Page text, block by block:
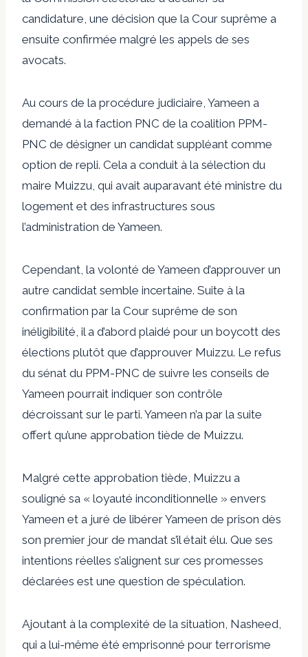
candidature, une décision que la Cour suprême a
ensuite confirmée malgré les appels de ses
avocats.
Au cours de la procédure judiciaire, Yameen a
demandé à la faction PNC de la coalition PPM-
PNC de désigner un candidat suppléant comme
option de repli. Cela a conduit à la sélection du
maire Muizzu, qui avait auparavant été ministre du
logement et des infrastructures sous
l’administration de Yameen.
Cependant, la volonté de Yameen d’approuver un
autre candidat semble incertaine. Suite à la
confirmation par la Cour suprême de son
inéligibilité, il a d’abord plaidé pour un boycott des
élections plutôt que d’approuver Muizzu. Le refus
du sénat du PPM-PNC de suivre les conseils de
Yameen pourrait indiquer son contrôle
décroissant sur le parti. Yameen n’a par la suite
offert qu’une approbation tiède de Muizzu.
Malgré cette approbation tiède, Muizzu a
souligné sa « loyauté inconditionnelle » envers
Yameen et a juré de libérer Yameen de prison dès
son premier jour de mandat s’il était élu. Que ses
intentions réelles s’alignent sur ces promesses
déclarées est une question de spéculation.
Ajoutant à la complexité de la situation, Nasheed,
qui a lui-même été emprisonné pour terrorisme